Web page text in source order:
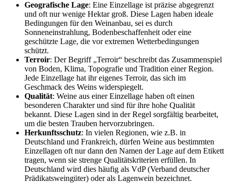
Geografische Lage: Eine Einzellage ist präzise abgegrenzt
und oft nur wenige Hektar groß. Diese Lagen haben ideale
Bedingungen für den Weinanbau, sei es durch
Sonneneinstrahlung, Bodenbeschaffenheit oder eine
geschützte Lage, die vor extremen Wetterbedingungen
schützt.
Terroir: Der Begriff „Terroir“ beschreibt das Zusammenspiel
von Boden, Klima, Topografie und Tradition einer Region.
Jede Einzellage hat ihr eigenes Terroir, das sich im
Geschmack des Weins widerspiegelt.
Qualität: Weine aus einer Einzellage haben oft einen
besonderen Charakter und sind für ihre hohe Qualität
bekannt. Diese Lagen sind in der Regel sorgfältig bearbeitet,
um die besten Trauben hervorzubringen.
Herkunftsschutz: In vielen Regionen, wie z.B. in
Deutschland und Frankreich, dürfen Weine aus bestimmten
Einzellagen oft nur dann den Namen der Lage auf dem Etikett
tragen, wenn sie strenge Qualitätskriterien erfüllen. In
Deutschland wird dies häufig als VdP (Verband deutscher
Prädikatsweingüter) oder als Lagenwein bezeichnet.